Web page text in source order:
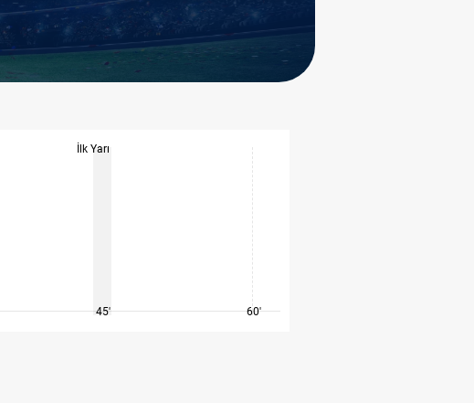
İlk Yarı
45' 60'